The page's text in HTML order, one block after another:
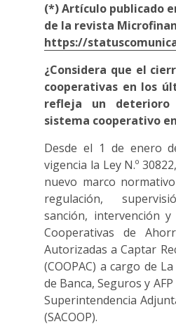
(*) Artículo publicado
de la revista
https://
¿Considera que el
cooperativas en los
refleja un deterioro
sistema cooperativo
Desde el 1 de enero
vigencia la Ley N.º
nuevo marco
regulación,
sanción, intervención
Cooperativas de
Autorizadas a Captar
(COOPAC) a cargo de
de Banca, Seguros y
Superintendencia
(SACOOP).